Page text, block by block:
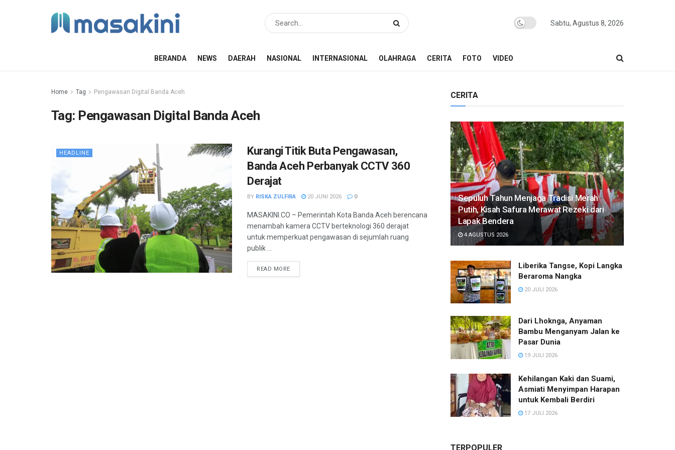
Sabtu, Agustus 8, 2026
BERANDA NEWS DAERAH NASIONAL INTERNASIONAL OLAHRAGA CERITA FOTO VIDEO
Home Tag Pengawasan Digital Banda Aceh
Tag: Pengawasan Digital Banda Aceh
HEADLINE
Kurangi Titik Buta Pengawasan,
Banda Aceh Perbanyak CCTV 360
Derajat
BY RISKA ZULFIRA 20 JUNI 2026 0
MASAKINI.CO – Pemerintah Kota Banda Aceh berencana
menambah kamera CCTV berteknologi 360 derajat
untuk memperkuat pengawasan di sejumlah ruang
publik ...
READ MORE
CERITA
Sepuluh Tahun Menjaga Tradisi Merah
Putih, Kisah Safura Merawat Rezeki dari
Lapak Bendera
4 AGUSTUS 2026
Liberika Tangse, Kopi Langka
Beraroma Nangka
20 JULI 2026
Dari Lhoknga, Anyaman
Bambu Menganyam Jalan ke
Pasar Dunia
19 JULI 2026
Kehilangan Kaki dan Suami,
Asmiati Menyimpan Harapan
untuk Kembali Berdiri
17 JULI 2026
TERPOPULER